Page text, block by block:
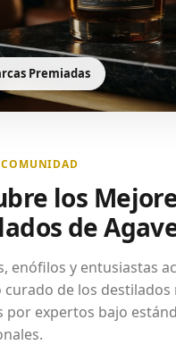
Premiadas
los
de
enófilos y entusiastas
de los destilados
por expertos bajo